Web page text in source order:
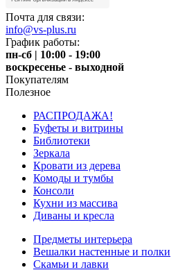
Почта для связи:
info@vs-plus.ru
График работы:
пн-сб | 10:00 - 19:00
воскресенье - выходной
Покупателям
Полезное
РАСПРОДАЖА!
Буфеты и витрины
Библиотеки
Зеркала
Кровати из дерева
Комоды и тумбы
Консоли
Кухни из массива
Диваны и кресла
Предметы интерьера
Вешалки настенные и полки
Скамьи и лавки